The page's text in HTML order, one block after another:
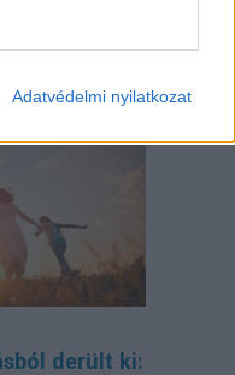
Adatvédelmi nyilatkozat
derült ki: